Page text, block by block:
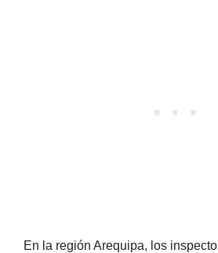
En la región Arequipa, los